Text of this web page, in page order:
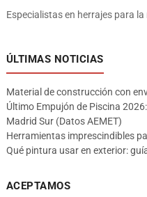
Especialistas en herrajes para la
ÚLTIMAS NOTICIAS
Material de construcción con
Último Empujón de Piscina
Madrid Sur (Datos AEMET)
Herramientas imprescindibles
Qué pintura usar en exterior:
ACEPTAMOS